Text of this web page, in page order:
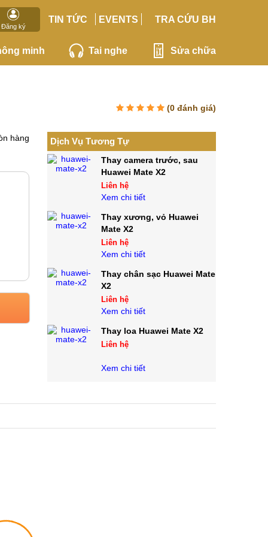
Đăng ký
TIN TỨC EVENTS TRA CỨU BH
minh Tai nghe Sửa chữa
(0 đánh giá)
hàng Dịch Vụ Tương Tự
Thay camera trước, sau
Huawei Mate X2
Liên hệ
Xem chi tiết
Thay xương, vỏ Huawei
Mate X2
Liên hệ
Xem chi tiết
Thay chân sạc Huawei Mate
X2
Liên hệ
Xem chi tiết
Thay loa Huawei Mate X2
Liên hệ
Xem chi tiết